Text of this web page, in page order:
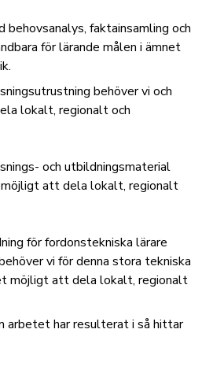
faktainsamling och
för lärande målen i ämnet
behöver vi och
lokalt, regionalt och
och utbildningsmaterial
möjligt att dela lokalt, regionalt
för fordonstekniska lärare
vi för denna stora tekniska
möjligt att dela lokalt, regionalt
arbetet har resulterat i så hittar